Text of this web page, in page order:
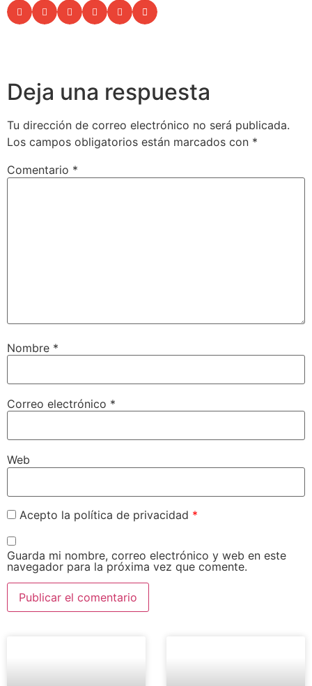
Deja una respuesta
Tu dirección de correo electrónico no será publicada.
Los campos obligatorios están marcados con *
Comentario *
Nombre *
Correo electrónico *
Web
Acepto la política de privacidad *
Guarda mi nombre, correo electrónico y web en este
navegador para la próxima vez que comente.